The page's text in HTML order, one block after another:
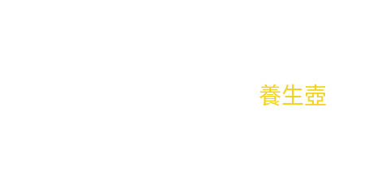
養生壺